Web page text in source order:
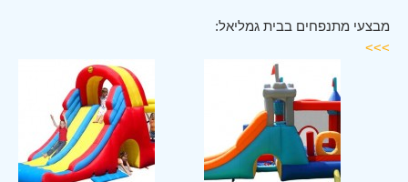
מבצעי מתנפחים בבית גמליאל:
>>>